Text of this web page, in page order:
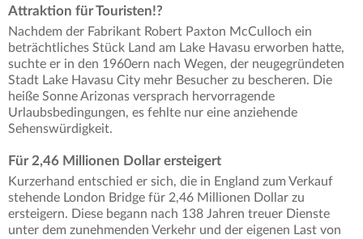
Attraktion für Touristen!?
Nachdem der Fabrikant Robert Paxton McCulloch ein
beträchtliches Stück Land am Lake Havasu erworben hatte,
suchte er in den 1960ern nach Wegen, der neugegründeten
Stadt Lake Havasu City mehr Besucher zu bescheren. Die
heiße Sonne Arizonas versprach hervorragende
Urlaubsbedingungen, es fehlte nur eine anziehende
Sehenswürdigkeit.
Für 2,46 Millionen Dollar ersteigert
Kurzerhand entschied er sich, die in England zum Verkauf
stehende London Bridge für 2,46 Millionen Dollar zu
ersteigern. Diese begann nach 138 Jahren treuer Dienste
unter dem zunehmenden Verkehr und der eigenen Last von